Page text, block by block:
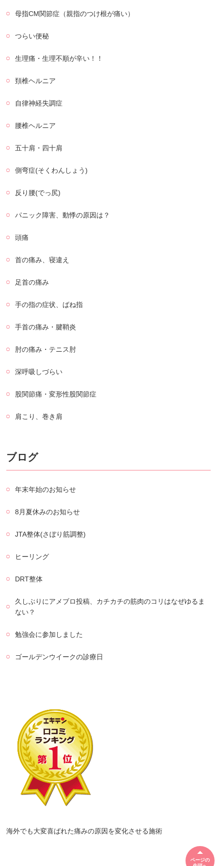
ページの
母指CM関節症（親指のつけ根が痛い）
つらい便秘
生理痛・生理不順が辛い！！
頚椎ヘルニア
自律神経失調症
腰椎ヘルニア
五十肩・四十肩
側弯症(そくわんしょう)
反り腰(でっ尻)
パニック障害、動悸の原因は？
頭痛
首の痛み、寝違え
足首の痛み
手の指の症状、ばね指
手首の痛み・腱鞘炎
肘の痛み・テニス肘
深呼吸しづらい
股関節痛・変形性股関節症
肩こり、巻き肩
ブログ
年末年始のお知らせ
8月夏休みのお知らせ
JTA整体(さぼり筋調整)
ヒーリング
DRT整体
久しぶりにアメブロ投稿、カチカチの筋肉のコリはなぜゆるま
ない？
勉強会に参加しました
ゴールデンウイークの診療日
海外でも大変喜ばれた痛みの原因を変化させる施術